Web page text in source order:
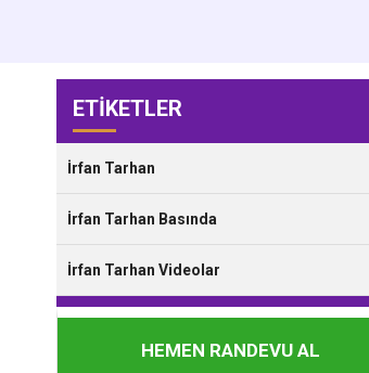
ETİKETLER
İrfan Tarhan
İrfan Tarhan Basında
İrfan Tarhan Videolar
HEMEN RANDEVU AL